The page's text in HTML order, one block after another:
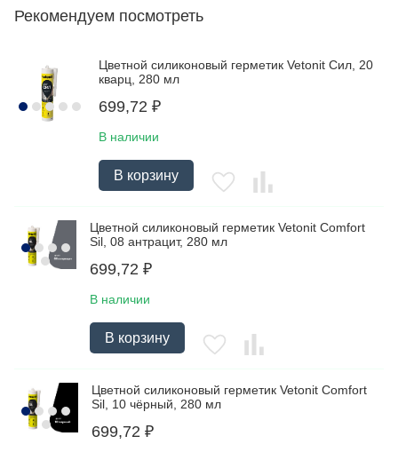
Рекомендуем посмотреть
Цветной силиконовый герметик Vetonit Сил, 20
кварц, 280 мл
699,72 ₽
В наличии
В корзину
Цветной силиконовый герметик Vetonit Comfort
Sil, 08 антрацит, 280 мл
699,72 ₽
В наличии
В корзину
Цветной силиконовый герметик Vetonit Comfort
Sil, 10 чёрный, 280 мл
699,72 ₽